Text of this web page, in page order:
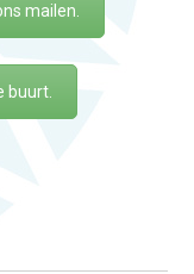
mailen.
buurt.